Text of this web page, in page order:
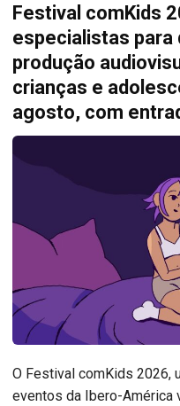
Festival comKids
especialistas para
produção
crianças e
agosto, com
O Festival comKids 2026,
eventos da Ibero-América